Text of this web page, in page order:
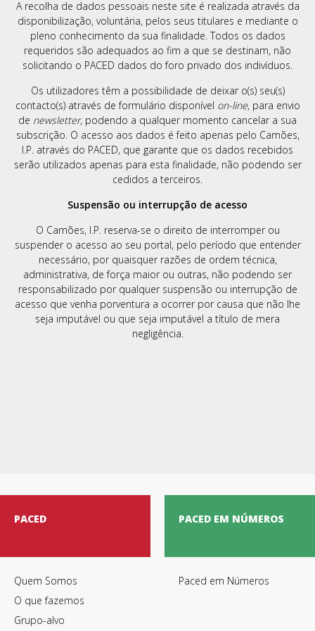
A recolha de dados pessoais neste site é realizada através da
disponibilização, voluntária, pelos seus titulares e mediante o
pleno conhecimento da sua finalidade. Todos os dados
requeridos são adequados ao fim a que se destinam, não
solicitando o PACED dados do foro privado dos indivíduos.
Os utilizadores têm a possibilidade de deixar o(s) seu(s)
contacto(s) através de formulário disponível on-line, para envio
de newsletter, podendo a qualquer momento cancelar a sua
subscrição. O acesso aos dados é feito apenas pelo Camões,
I.P. através do PACED, que garante que os dados recebidos
serão utilizados apenas para esta finalidade, não podendo ser
cedidos a terceiros.
Suspensão ou interrupção de acesso
O Camões, I.P. reserva-se o direito de interromper ou
suspender o acesso ao seu portal, pelo período que entender
necessário, por quaisquer razões de ordem técnica,
administrativa, de força maior ou outras, não podendo ser
responsabilizado por qualquer suspensão ou interrupção de
acesso que venha porventura a ocorrer por causa que não lhe
seja imputável ou que seja imputável a título de mera
negligência.
PACED
Quem Somos
O que fazemos
Grupo-alvo
PACED EM NÚMEROS
Paced em Números
Li e aceito osTermos de Utilização
SUBSCREVER